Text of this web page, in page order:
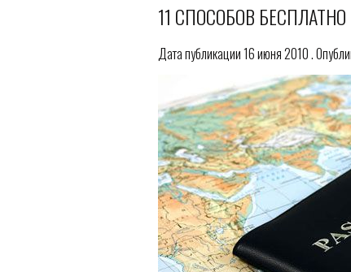
11 СПОСОБОВ
Дата публикации 16 июня 2010 .